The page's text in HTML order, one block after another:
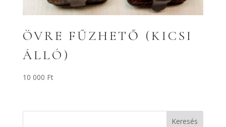
ÖVRE FŰZHETŐ (KICSI
ÁLLÓ)
10 000 Ft